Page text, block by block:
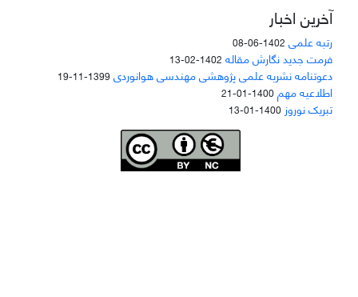
آخرین اخبار
رتبه علمی 1402-06-08
فرمت جدید نگارش مقاله 1402-02-13
دعوتنامه نشریه علمی پژوهشی مهندسی هوانوردی1399-11-19
اطلاعیه مهم1400-01-21
تبریک نوروز 1400-01-13